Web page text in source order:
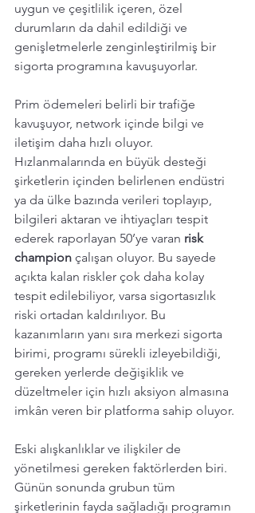
uygun ve çeşitlilik içeren, özel
durumların da dahil edildiği ve
genişletmelerle zenginleştirilmiş bir
sigorta programına kavuşuyorlar.
Prim ödemeleri belirli bir trafiğe
kavuşuyor, network içinde bilgi ve
iletişim daha hızlı oluyor.
Hızlanmalarında en büyük desteği
şirketlerin içinden belirlenen endüstri
ya da ülke bazında verileri toplayıp,
bilgileri aktaran ve ihtiyaçları tespit
ederek raporlayan 50’ye varan risk
champion çalışan oluyor. Bu sayede
açıkta kalan riskler çok daha kolay
tespit edilebiliyor, varsa sigortasızlık
riski ortadan kaldırılıyor. Bu
kazanımların yanı sıra merkezi sigorta
birimi, programı sürekli izleyebildiği,
gereken yerlerde değişiklik ve
düzeltmeler için hızlı aksiyon almasına
imkân veren bir platforma sahip oluyor.
Eski alışkanlıklar ve ilişkiler de
yönetilmesi gereken faktörlerden biri.
Günün sonunda grubun tüm
şirketlerinin fayda sağladığı programın